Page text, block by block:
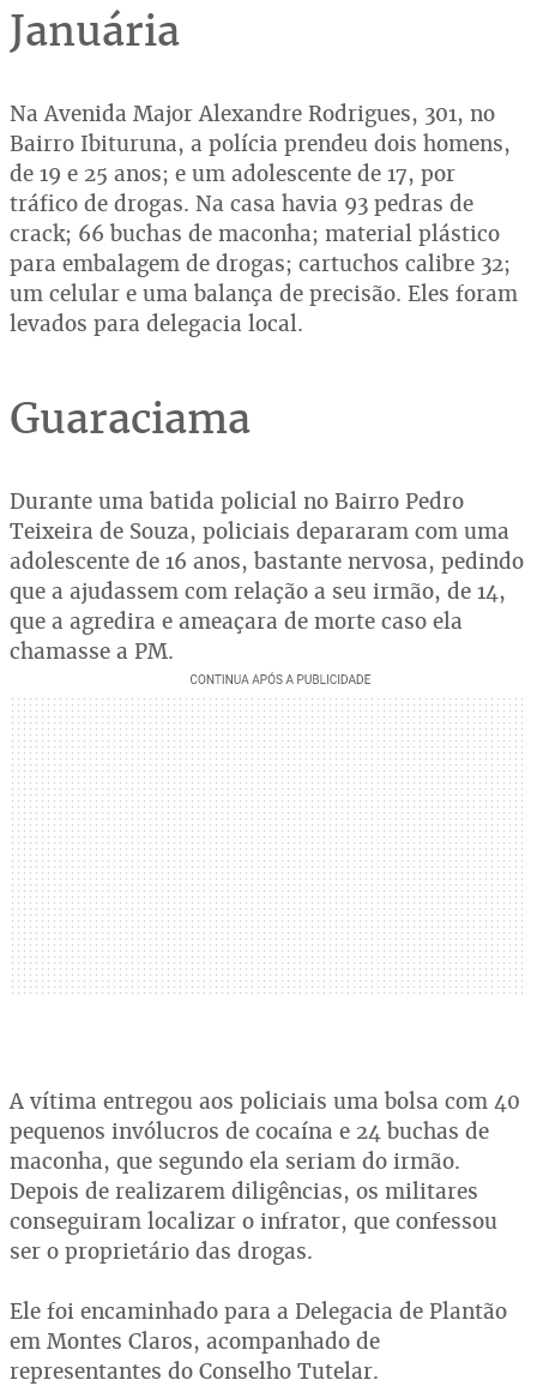
Januária
Na Avenida Major Alexandre Rodrigues, 301, no
Bairro Ibituruna, a polícia prendeu dois homens,
de 19 e 25 anos; e um adolescente de 17, por
tráfico de drogas. Na casa havia 93 pedras de
crack; 66 buchas de maconha; material plástico
para embalagem de drogas; cartuchos calibre 32;
um celular e uma balança de precisão. Eles foram
levados para delegacia local.
Guaraciama
Durante uma batida policial no Bairro Pedro
Teixeira de Souza, policiais depararam com uma
adolescente de 16 anos, bastante nervosa, pedindo
que a ajudassem com relação a seu irmão, de 14,
que a agredira e ameaçara de morte caso ela
chamasse a PM.
A vítima entregou aos policiais uma bolsa com 40
pequenos invólucros de cocaína e 24 buchas de
maconha, que segundo ela seriam do irmão.
Depois de realizarem diligências, os militares
conseguiram localizar o infrator, que confessou
ser o proprietário das drogas.
Ele foi encaminhado para a Delegacia de Plantão
em Montes Claros, acompanhado de
representantes do Conselho Tutelar.